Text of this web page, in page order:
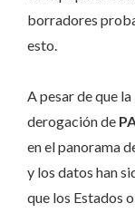
borradores
esto.
A pesar de que
derogación de
en el panorama
y los datos han
que los Estados